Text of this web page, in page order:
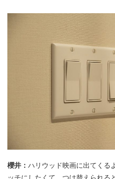
櫻井： ハリウッド映画に出てくる